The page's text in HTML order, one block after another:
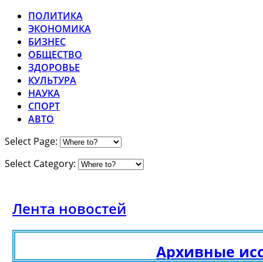
ПОЛИТИКА
ЭКОНОМИКА
БИЗНЕС
ОБЩЕСТВО
ЗДОРОВЬЕ
КУЛЬТУРА
НАУКА
СПОРТ
АВТО
Select Page:
Select Category:
Лента новостей
Архивные